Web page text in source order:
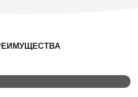
в Венгрии с 2003 года.